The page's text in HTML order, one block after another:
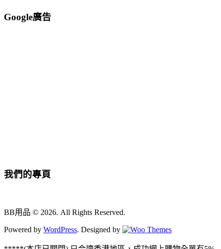
Google廣告
我們的專頁
BB用品 © 2026. All Rights Reserved.
Powered by WordPress. Designed by